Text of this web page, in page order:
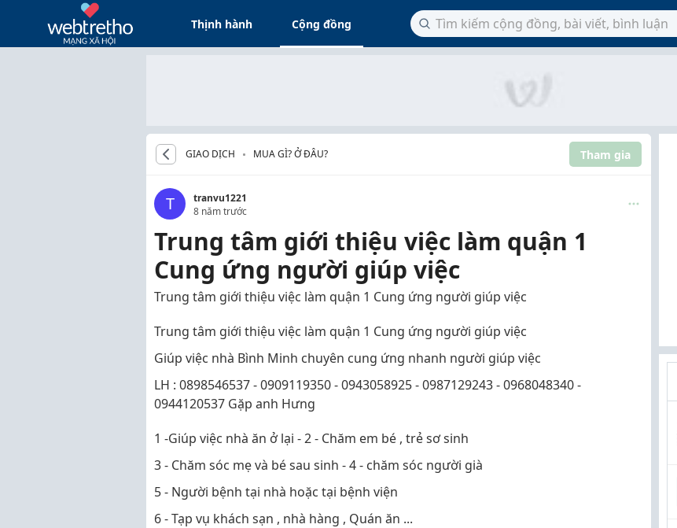
Thịnh hành Cộng đồng
GIAO DỊCH MUA GÌ? Ở ĐÂU? Tham gia
T
tranvu1221
8 năm trước
Trung tâm giới thiệu việc làm quận 1
Cung ứng người giúp việc
Trung tâm giới thiệu việc làm quận 1 Cung ứng người giúp việc
Trung tâm giới thiệu việc làm quận 1 Cung ứng người giúp việc
Giúp việc nhà Bình Minh chuyên cung ứng nhanh người giúp việc
LH : 0898546537 - 0909119350 - 0943058925 - 0987129243 - 0968048340 -
0944120537 Gặp anh Hưng
1 -Giúp việc nhà ăn ở lại - 2 - Chăm em bé , trẻ sơ sinh
3 - Chăm sóc mẹ và bé sau sinh - 4 - chăm sóc người già
5 - Người bệnh tại nhà hoặc tại bệnh viện
6 - Tạp vụ khách sạn , nhà hàng , Quán ăn ...